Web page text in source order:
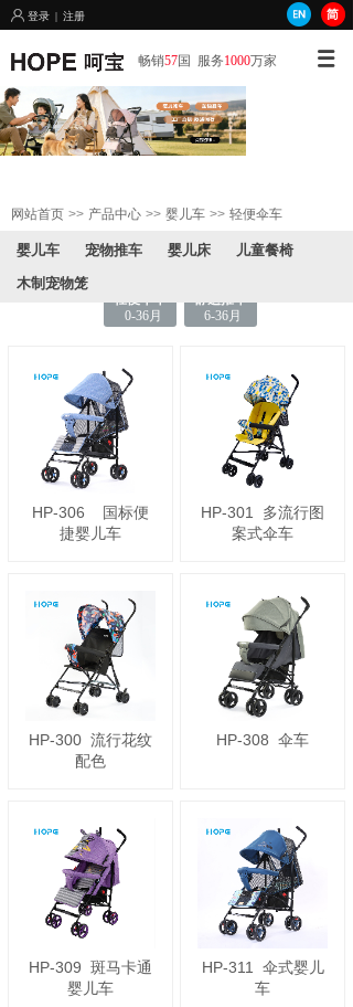
登录 | 注册
畅销57国 服务1000万家
网站首页 >> 产品中心 >> 婴儿车 >> 轻便伞车
婴儿车 宠物推车 婴儿床
儿童餐椅
木制宠物笼
轻便伞车
舒适推车
0-36月
6-36月
HP-306
国标便
捷婴儿车
HP-301
多流行图
案式伞车
HP-300 流行花纹
配色
HP-308 伞车
HP-309 斑马卡通
婴儿车
HP-311
伞式婴儿
车